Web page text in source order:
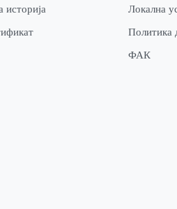
Локална
Политика
ФАК